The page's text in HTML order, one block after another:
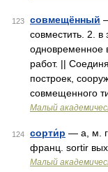
123 совмещённый
совместить. 2.
одновременное
работ. ||
построек,
совмещенного
Малый
124 сорти́р — а, м.
франц. sortir
Малый